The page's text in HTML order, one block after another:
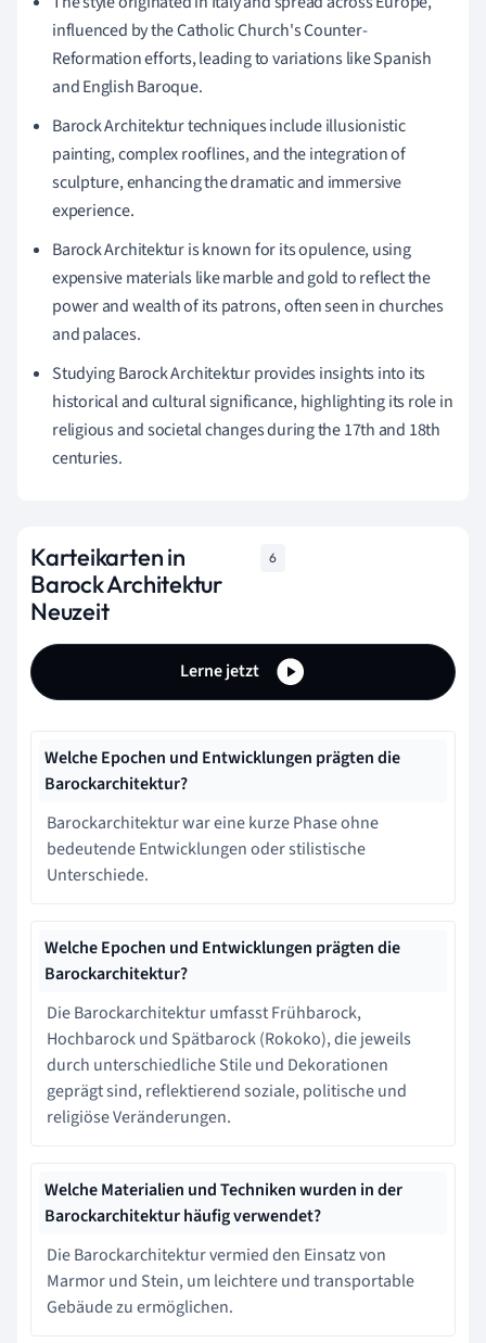
influenced by the Catholic Church's Counter-
Reformation efforts, leading to variations like Spanish
and English Baroque.
Barock Architektur techniques include illusionistic
painting, complex rooflines, and the integration of
sculpture, enhancing the dramatic and immersive
experience.
Barock Architektur is known for its opulence, using
expensive materials like marble and gold to reflect the
power and wealth of its patrons, often seen in churches
and palaces.
Studying Barock Architektur provides insights into its
historical and cultural significance, highlighting its role in
religious and societal changes during the 17th and 18th
centuries.
Karteikarten in
Barock Architektur
Neuzeit
6
Lerne jetzt
Welche Epochen und Entwicklungen prägten die
Barockarchitektur?
Barockarchitektur war eine kurze Phase ohne
bedeutende Entwicklungen oder stilistische
Unterschiede.
Welche Epochen und Entwicklungen prägten die
Barockarchitektur?
Die Barockarchitektur umfasst Frühbarock,
Hochbarock und Spätbarock (Rokoko), die jeweils
durch unterschiedliche Stile und Dekorationen
geprägt sind, reflektierend soziale, politische und
religiöse Veränderungen.
Welche Materialien und Techniken wurden in der
Barockarchitektur häufig verwendet?
Die Barockarchitektur vermied den Einsatz von
Marmor und Stein, um leichtere und transportable
Gebäude zu ermöglichen.